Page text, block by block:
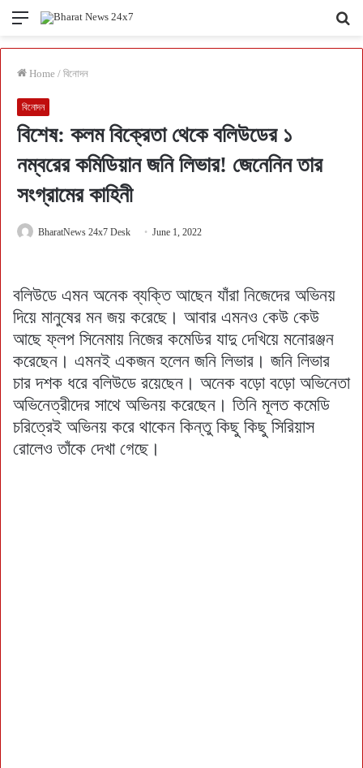
Menu
Home / বিনোদন
বিনোদন
বিশেষ: কলম বিক্রেতা থেকে বলিউডের ১
নম্বরের কমিডিয়ান জনি লিভার! জেনেনিন তার
সংগ্রামের কাহিনী
BharatNews 24x7 Desk June 1, 2022
বলিউডে এমন অনেক ব্যক্তি আছেন যাঁরা নিজেদের অভিনয়
দিয়ে মানুষের মন জয় করেছে। আবার এমনও কেউ কেউ
আছে ফ্লপ সিনেমায় নিজের কমেডির যাদু দেখিয়ে মনোরঞ্জন
করেছেন। এমনই একজন হলেন জনি লিভার। জনি লিভার
চার দশক ধরে বলিউডে রয়েছেন। অনেক বড়ো বড়ো অভিনেতা
অভিনেত্রীদের সাথে অভিনয় করেছেন। তিনি মূলত কমেডি
চরিত্রেই অভিনয় করে থাকেন কিন্তু কিছু কিছু সিরিয়াস
রোলেও তাঁকে দেখা গেছে।